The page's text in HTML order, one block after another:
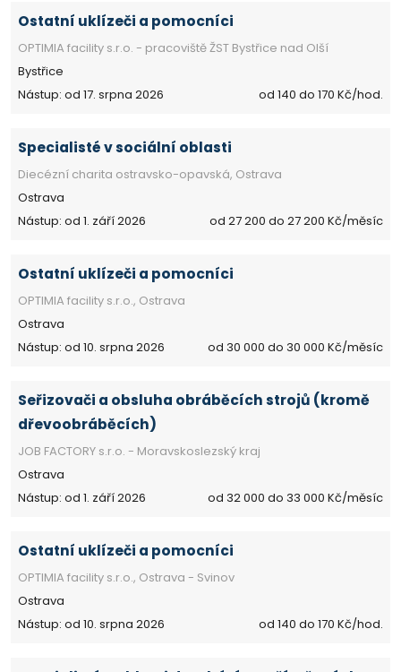
Ostatní uklízeči a pomocníci
OPTIMIA facility s.r.o. - pracoviště ŽST Bystřice nad Olší
Bystřice
Nástup: od 17. srpna 2026
od 140 do 170 Kč/hod.
Specialisté v sociální oblasti
Diecézní charita ostravsko-opavská, Ostrava
Ostrava
Nástup: od 1. září 2026
od 27 200 do 27 200 Kč/měsíc
Ostatní uklízeči a pomocníci
OPTIMIA facility s.r.o., Ostrava
Ostrava
Nástup: od 10. srpna 2026
od 30 000 do 30 000 Kč/měsíc
Seřizovači a obsluha obráběcích strojů (kromě
dřevoobráběcích)
JOB FACTORY s.r.o. - Moravskoslezský kraj
Ostrava
Nástup: od 1. září 2026
od 32 000 do 33 000 Kč/měsíc
Ostatní uklízeči a pomocníci
OPTIMIA facility s.r.o., Ostrava - Svinov
Ostrava
Nástup: od 10. srpna 2026
od 140 do 170 Kč/hod.